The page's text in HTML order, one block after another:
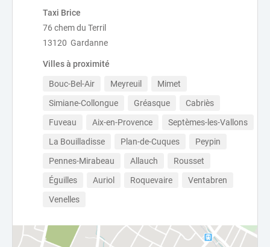
Taxi Brice
76 chem du Terril
13120 Gardanne
Villes à proximité
Bouc-Bel-Air Meyreuil
Mimet
Simiane-Collongue
Gréasque
Cabriès
Fuveau
Aix-en-Provence
Septèmes-les-Vallons
La Bouilladisse
Plan-de-Cuques
Peypin
Pennes-Mirabeau
Allauch
Rousset
Éguilles
Auriol Roquevaire
Ventabren
Venelles